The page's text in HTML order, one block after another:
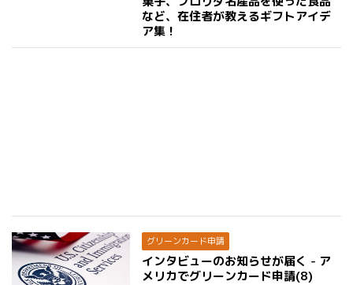
など、在住者が教えるギフトアイデ
ア集！
グリーンカード申請
インタビューのお知らせが届く - ア
メリカでグリーンカード申請(8)